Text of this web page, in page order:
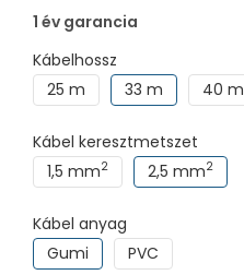
1 év garancia
Kábelhossz
25 m
33 m 40 m
Kábel keresztmetszet
1,5 mm2 2,5 mm2
Kábel anyag
Gumi
PVC